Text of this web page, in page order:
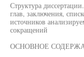
Структура
глав, заключения,
источников
сокращений
ОСНОВНОЕ